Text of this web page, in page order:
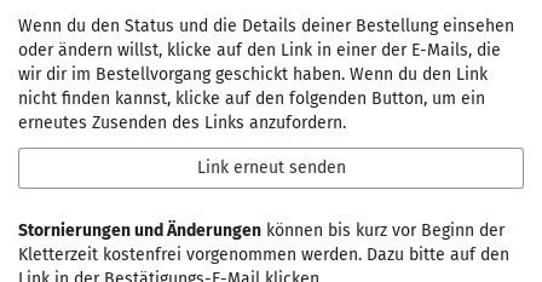
Wenn du den Status und die Details deiner Bestellung einsehen
oder ändern willst, klicke auf den Link in einer der E-Mails, die
wir dir im Bestellvorgang geschickt haben. Wenn du den Link
nicht finden kannst, klicke auf den folgenden Button, um ein
erneutes Zusenden des Links anzufordern.
Link erneut senden
Stornierungen und Änderungen können bis kurz vor Beginn der
Kletterzeit kostenfrei vorgenommen werden. Dazu bitte auf den